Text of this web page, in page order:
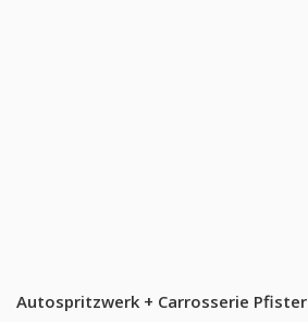
Autospritzwerk + Carrosserie Pfister